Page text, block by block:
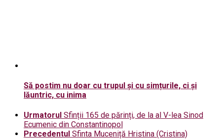
Să postim nu doar cu trupul și cu simțurile, ci și
lăuntric, cu inima
Urmatorul Sfinții 165 de părinți, de la al V-lea Sinod
Ecumenic din Constantinopol
Precedentul Sfinta Muceniță Hristina (Cristina)